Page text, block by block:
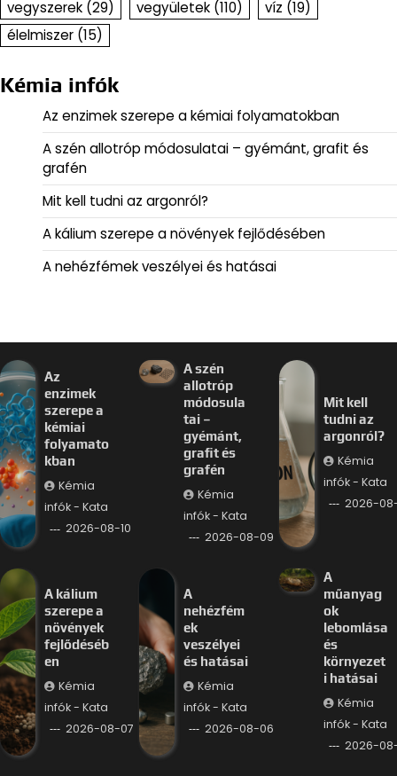
vegyszerek (29) vegyületek (110) víz (19)
élelmiszer (15)
Kémia infók
Az enzimek szerepe a kémiai folyamatokban
A szén allotróp módosulatai – gyémánt, grafit és
grafén
Mit kell tudni az argonról?
A kálium szerepe a növények fejlődésében
A nehézfémek veszélyei és hatásai
Az
enzimek
szerepe a
kémiai
folyamato
kban
Kémia
infók - Kata
2026-08-10
A szén
allotróp
módosula
tai –
gyémánt,
grafit és
grafén
Kémia
infók - Kata
2026-08-09
Mit kell
tudni az
argonról?
Kémia
infók - Kata
2026-
A kálium
szerepe a
növények
fejlődéséb
en
Kémia
infók - Kata
2026-08-07
A
nehézfém
ek
veszélyei
és hatásai
Kémia
infók - Kata
2026-08-06
A
műanyag
ok
lebomlása
és
környezet
i hatásai
Kémia
infók - Kata
2026-